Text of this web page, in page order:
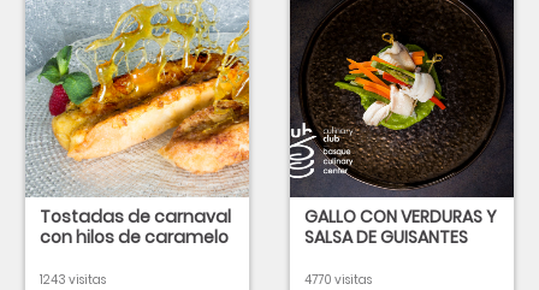
Tostadas de carnaval
con hilos de caramelo
1243 visitas
GALLO CON VERDURAS Y
SALSA DE GUISANTES
4770 visitas